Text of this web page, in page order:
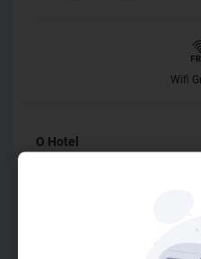
Wifi
O Hotel
uma localização estratégica,